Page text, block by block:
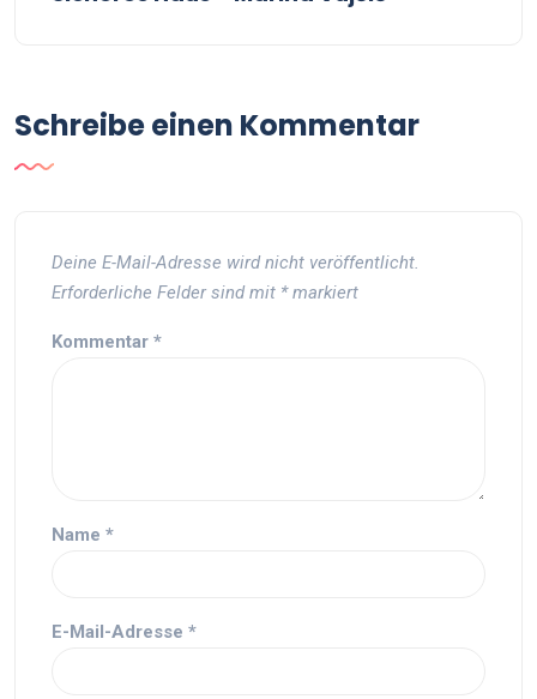
Schreibe einen Kommentar
Deine E-Mail-Adresse wird nicht veröffentlicht.
Erforderliche Felder sind mit *markiert
Kommentar *
Name *
E-Mail-Adresse *